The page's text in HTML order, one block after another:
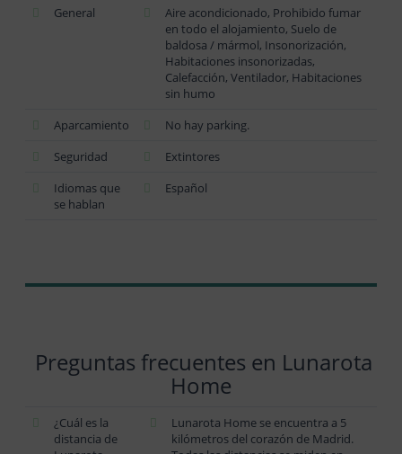
General
Aire acondicionado, Prohibido fumar
en todo el alojamiento, Suelo de
baldosa / mármol, Insonorización,
Habitaciones insonorizadas,
Calefacción, Ventilador, Habitaciones
sin humo
Aparcamiento
No hay parking.
Seguridad
Extintores
Idiomas que
se hablan
Español
Preguntas frecuentes en Lunarota
Home
¿Cuál es la
distancia de
Lunarota Home se encuentra a 5
kilómetros del corazón de Madrid.